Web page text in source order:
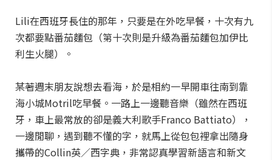
Lili在西班牙長住的那年，只要是在外吃早餐，十次有九
次都要點番茄麵包（第十次則是升級為番茄麵包加伊比
利生火腿）。
某著週末朋友說想去看海，於是相約一早開車往南到靠
海小城Motril吃早餐。一路上一邊聽音樂（雖然在西班
牙，車上最常放的卻是義大利歌手Franco Battiato），
一邊閒聊，遇到聽不懂的字，就馬上從包包裡拿出隨身
攜帶的Collin英／西字典，非常認真學習新語言和新文